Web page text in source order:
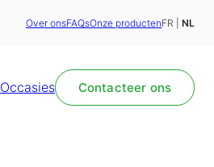
Over onsFAQsOnze productenFR NL
Occasies Contacteer ons